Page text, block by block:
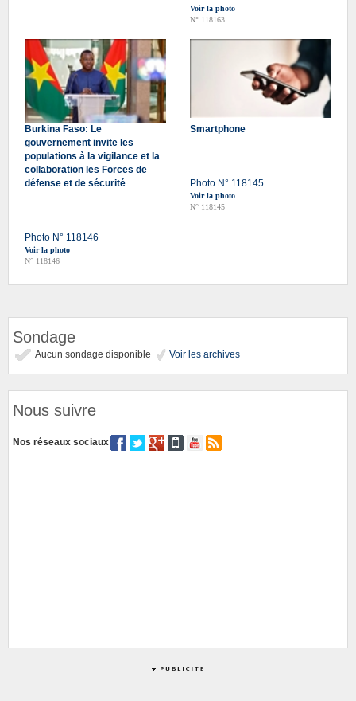
Voir la photo
N° 118163
Burkina Faso: Le
gouvernement invite les
populations à la vigilance et la
collaboration les Forces de
défense et de sécurité
Photo N° 118146
Voir la photo
N° 118146
Smartphone
Photo N° 118145
Voir la photo
N° 118145
Sondage
Aucun sondage disponible Voir les archives
Nous suivre
Nos réseaux sociaux